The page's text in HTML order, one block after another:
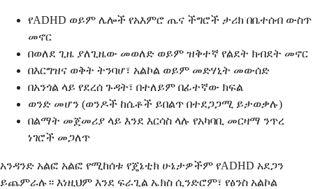
የADHD ወይም ሌሎች የአእምሮ ጤና ችግሮች ታሪክ በቤተሰብ ውስጥ
መኖር
በወለደ ጊዜ ያለጊዜው መወለድ ወይም ዝቅተኛ የልደት ክብደት መኖር
በእርግዝና ወቅት ትንባሆ፣ አልኮል ወይም መድሃኒት መውሰድ
በአንጎል ላይ የደረሰ ጉዳት፣ በተለይም በፊተኛው ክፍል
ወንድ መሆን (ወንዶች ከሴቶች ይበልጥ በተደጋጋሚ ይታወቃሉ)
በልማት መጀመሪያ ላይ እንደ እርሳስ ላሉ የአካባቢ መርዛማ ንጥረ
ነገሮች መጋለጥ
አንዳንድ አልፎ አልፎ የሚከሰቱ የጄኔቲክ ሁኔታዎችም የADHD አደጋን
ይጨምራሉ። እነዚህም እንደ ፍራጊል ኤክስ ሲንድሮም፣ የፅንስ አልኮል